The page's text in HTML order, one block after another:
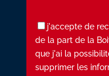
j'accepte de
de la part de la
que j'ai la
supprimer les